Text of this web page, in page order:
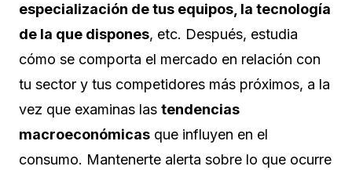
especialización de tus equipos, la tecnología
de la que dispones, etc. Después, estudia
cómo se comporta el mercado en relación con
tu sector y tus competidores más próximos, a la
vez que examinas las tendencias
macroeconómicas que influyen en el
consumo. Mantenerte alerta sobre lo que ocurre